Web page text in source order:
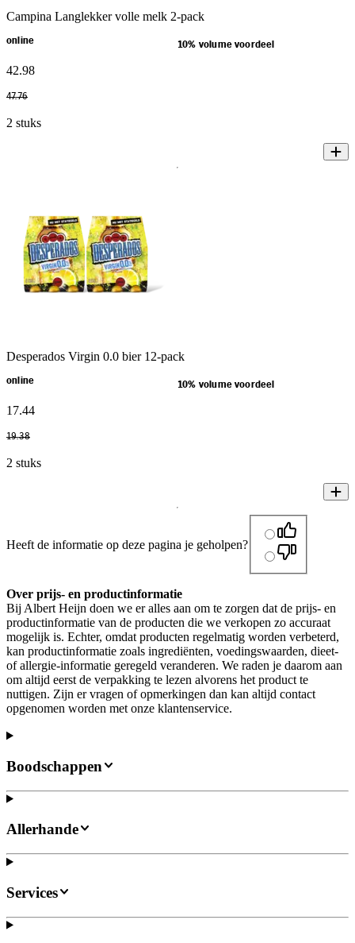
Campina Langlekker volle melk 2-pack
online 10% volume voordeel
42.98
47.76
2 stuks
Desperados Virgin 0.0 bier 12-pack
online 10% volume voordeel
17.44
19.38
2 stuks
Heeft de informatie op deze pagina je geholpen?
Over prijs- en productinformatie
Bij Albert Heijn doen we er alles aan om te zorgen dat de prijs- en
productinformatie van de producten die we verkopen zo accuraat
mogelijk is. Echter, omdat producten regelmatig worden verbeterd,
kan productinformatie zoals ingrediënten, voedingswaarden, dieet-
of allergie-informatie geregeld veranderen. We raden je daarom aan
om altijd eerst de verpakking te lezen alvorens het product te
nuttigen. Zijn er vragen of opmerkingen dan kan altijd contact
opgenomen worden met onze klantenservice.
Boodschappen
Allerhande
Services